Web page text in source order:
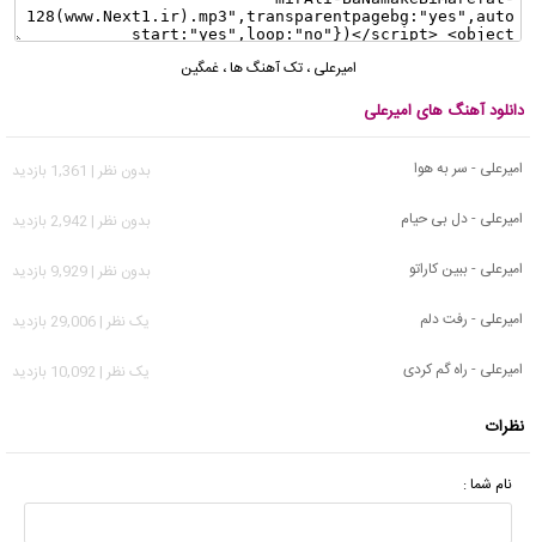
امیرعلی ،تک آهنگ ها،غمگین
دانلود آهنگ های امیرعلی
امیرعلی - سر به هوا
بدون نظر | 1,361 بازدید
امیرعلی - دل بی حیام
بدون نظر | 2,942 بازدید
امیرعلی - ببین کاراتو
بدون نظر | 9,929 بازدید
امیرعلی - رفت دلم
يک نظر | 29,006 بازدید
امیرعلی - راه گم کردی
يک نظر | 10,092 بازدید
نظرات
نام شما :